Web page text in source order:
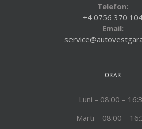
Telefon:
+4 0756 370
Email:
ORAR
Luni – 08:00 –
Marti – 08:00 –